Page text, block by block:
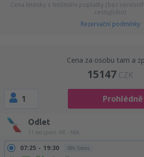
Cena letenky s letištními poplatky (bez
cestujícího)
Rezervační podmínky
Cena za osobu tam a
15147 CZK
1
Odlet
11 led (pon) VIE - MIA
07:25 19:30 18h 5min